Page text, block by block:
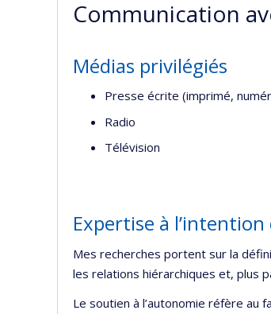
Communication
Médias privilégiés
Presse écrite (imprimé,
Radio
Télévision
Expertise à l’intention
Mes recherches portent sur la
les relations hiérarchiques et, plus
Le soutien à l’autonomie réfère au